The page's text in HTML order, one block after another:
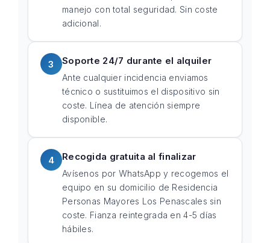
manejo con total seguridad. Sin coste
adicional.
3 Soporte 24/7 durante el alquiler
Ante cualquier incidencia enviamos
técnico o sustituimos el dispositivo sin
coste. Línea de atención siempre
disponible.
4 Recogida gratuita al finalizar
Avísenos por WhatsApp y recogemos el
equipo en su domicilio de Residencia
Personas Mayores Los Penascales sin
coste. Fianza reintegrada en 4-5 días
hábiles.